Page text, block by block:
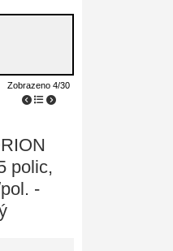
Zobrazeno 4/30
polic,
-